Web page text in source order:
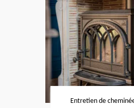
Entretien de